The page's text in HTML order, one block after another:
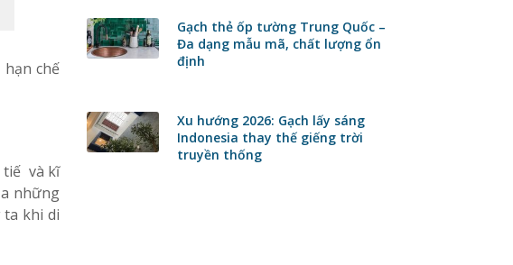
chế
tiế và kĩ
những
ta khi di
Gạch thẻ ốp tường Trung Quốc –
Đa dạng mẫu mã, chất lượng ổn
định
Xu hướng 2026: Gạch lấy sáng
Indonesia thay thế giếng trời
truyền thống